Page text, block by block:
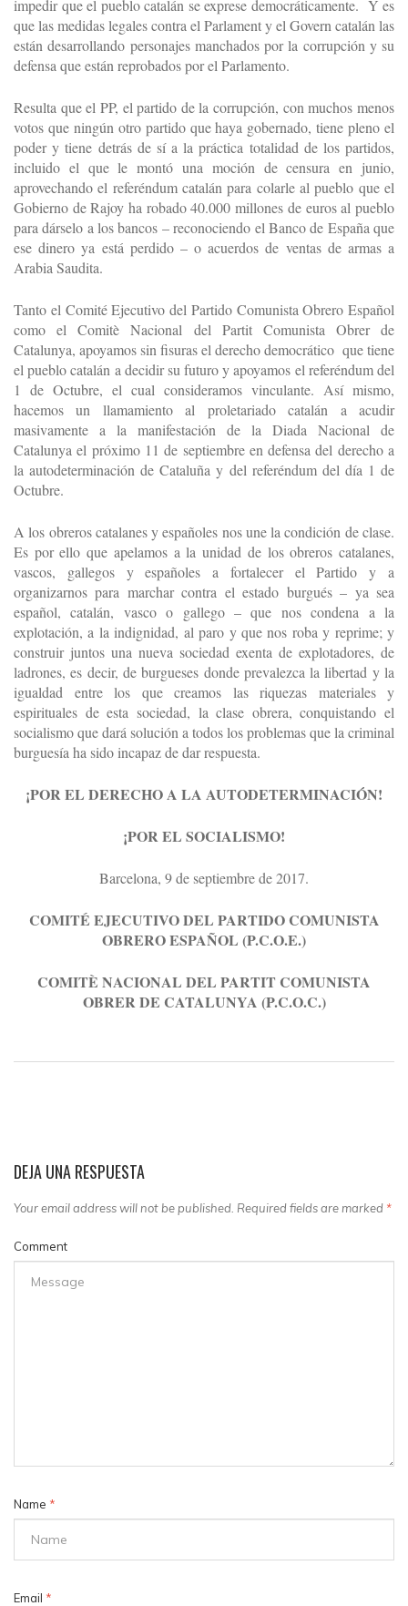
impedir que el pueblo catalán se exprese democráticamente. Y es
que las medidas legales contra el Parlament y el Govern catalán las
están desarrollando personajes manchados por la corrupción y su
defensa que están reprobados por el Parlamento.
Resulta que el PP, el partido de la corrupción, con muchos menos
votos que ningún otro partido que haya gobernado, tiene pleno el
poder y tiene detrás de sí a la práctica totalidad de los partidos,
incluido el que le montó una moción de censura en junio,
aprovechando el referéndum catalán para colarle al pueblo que el
Gobierno de Rajoy ha robado 40.000 millones de euros al pueblo
para dárselo a los bancos – reconociendo el Banco de España que
ese dinero ya está perdido – o acuerdos de ventas de armas a
Arabia Saudita.
Tanto el Comité Ejecutivo del Partido Comunista Obrero Español
como el Comitè Nacional del Partit Comunista Obrer de
Catalunya, apoyamos sin fisuras el derecho democrático que tiene
el pueblo catalán a decidir su futuro y apoyamos el referéndum del
1 de Octubre, el cual consideramos vinculante. Así mismo,
hacemos un llamamiento al proletariado catalán a acudir
masivamente a la manifestación de la Diada Nacional de
Catalunya el próximo 11 de septiembre en defensa del derecho a
la autodeterminación de Cataluña y del referéndum del día 1 de
Octubre.
A los obreros catalanes y españoles nos une la condición de clase.
Es por ello que apelamos a la unidad de los obreros catalanes,
vascos, gallegos y españoles a fortalecer el Partido y a
organizarnos para marchar contra el estado burgués – ya sea
español, catalán, vasco o gallego – que nos condena a la
explotación, a la indignidad, al paro y que nos roba y reprime; y
construir juntos una nueva sociedad exenta de explotadores, de
ladrones, es decir, de burgueses donde prevalezca la libertad y la
igualdad entre los que creamos las riquezas materiales y
espirituales de esta sociedad, la clase obrera, conquistando el
socialismo que dará solución a todos los problemas que la criminal
burguesía ha sido incapaz de dar respuesta.
¡POR EL DERECHO A LA AUTODETERMINACIÓN!
¡POR EL SOCIALISMO!
Barcelona, 9 de septiembre de 2017.
COMITÉ EJECUTIVO DEL PARTIDO COMUNISTA
OBRERO ESPAÑOL (P.C.O.E.)
COMITÈ NACIONAL DEL PARTIT COMUNISTA
OBRER DE CATALUNYA (P.C.O.C.)
DEJA UNA RESPUESTA
Your email address will not be published. Required fields are marked *
Comment
Name *
Email *